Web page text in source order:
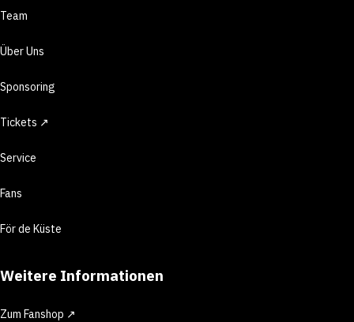
Team
Über Uns
Sponsoring
Tickets ↗
Service
Fans
För de Küste
Weitere Informationen
Zum Fanshop ↗